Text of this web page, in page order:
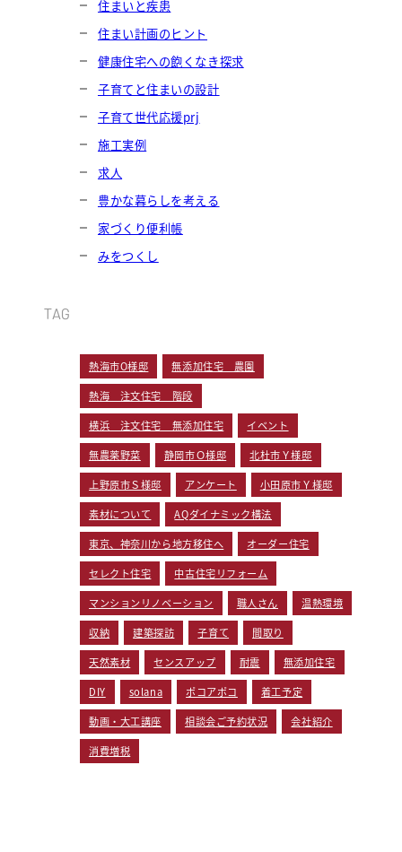
住まいと疾患
住まい計画のヒント
健康住宅への飽くなき探求
子育てと住まいの設計
子育て世代応援prj
施工実例
求人
豊かな暮らしを考える
家づくり便利帳
みをつくし
TAG
熱海市O様邸 無添加住宅 農園
熱海 注文住宅 階段
横浜 注文住宅 無添加住宅 イベント
無農薬野菜 静岡市Ｏ様邸 北杜市Ｙ様邸
上野原市Ｓ様邸 アンケート 小田原市Ｙ様邸
素材について AQダイナミック構法
東京、神奈川から地方移住へ オーダー住宅
セレクト住宅 中古住宅リフォーム
マンションリノベーション 職人さん 温熱環境
収納 建築探訪 子育て 間取り
天然素材 センスアップ 耐震 無添加住宅
DIY solana ポコアポコ 着工予定
動画・大工講座 相談会ご予約状況 会社紹介
消費増税